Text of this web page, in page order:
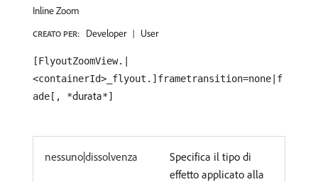
Inline Zoom
CREATO PER: Developer User
[FlyoutZoomView.|
<containerId>_flyout.]frametransition=none|f
ade[, *durata*]
nessuno|dissolvenza
Specifica il tipo di
effetto applicato alla